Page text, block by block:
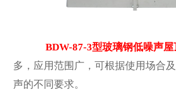
BDW-87-3型玻璃钢低噪声
多，应用范围广，可根据使用场合
声的不同要求。